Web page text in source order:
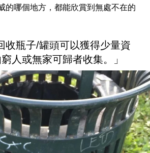
的哪個地方，都能欣賞到無處不在的
收瓶子/罐頭可以獲得少量資
人或無家可歸者收集。」